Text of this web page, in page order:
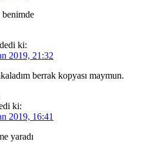
benimde
dedi ki:
2019, 21:32
berrak kopyası maymun.
ki:
2019, 16:41
yaradı